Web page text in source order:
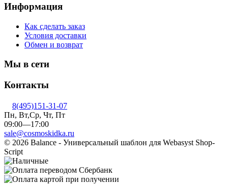
Информация
Как сделать заказ
Условия доставки
Обмен и возврат
Мы в сети
Контакты
8(495)151-31-07
Пн, Вт,Ср, Чт, Пт
09:00—17:00
sale@cosmoskidka.ru
© 2026 Balance - Универсальный шаблон для Webasyst Shop-
Script